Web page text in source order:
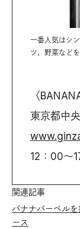
一番人気はシ
ツ、野菜など
〈
東京都中
12：00〜
関連記事
バナナバーベル
ース